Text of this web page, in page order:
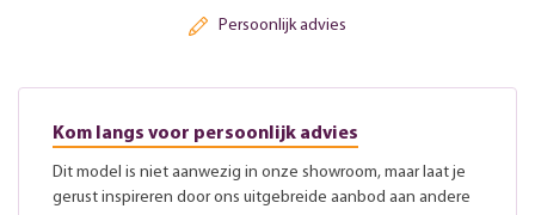
Persoonlijk advies
Kom langs voor persoonlijk advies
Dit model is niet aanwezig in onze showroom, maar laat je
gerust inspireren door ons uitgebreide aanbod aan andere